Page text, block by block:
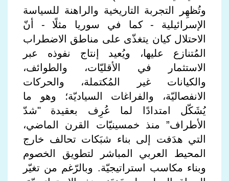
وتُظهِر التجربة التاريخية والراهنة للسياسة
الإسرائيلية - كما في سوريا مثلًا - أنّ
الاحتلال كيان يتغذّى على مناطق الاضطراب
المُتنازع عليها، ويُعيد إنتاج نفوذه عبر
الاستثمار في الأقليّات، والطوائف،
والكيانات غير المُكتملة، والحركات
الانفصاليّة، والفراغات السياديّة؛ وهو ما
يُشَكّل امتدادًا لما عُرِف بعقيدة "شدّ
الأطراف” منذ خمسينيّات القرن الماضي،
التي هدَفت إلى بناء شبَكات تحالف خارج
المحيط العربي المباشر لتطويق الخصوم
وبناء مكاسب استراتيجيّة. وبالرّغم من تغيّر